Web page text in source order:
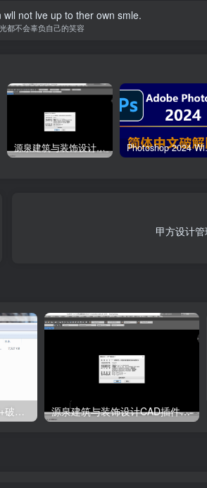
弱化室内外边界(墙体），另一方面有利
用流线型语言，与景观场地有机相融，
的感觉。于是，基于“滩玩岛”的设计理
用需求。在户外儿童活动区类型的选
块基于场地本身独有属性而极富吸引力
于他们感知与理解，而幻想、创意和交
子、建城堡，而大龄活动区的孩子可
的交互随之产生。考虑儿童使用舒适度
not lve up to ther own smle.
都不会辜负自己的笑容
源泉建筑与装饰设计CAD插件工具箱（YQArch 6.7.4）
甲方设计
天正T20 V9.0全套破解版+破解补丁+安装教程 源泉建筑与装饰设计CAD插件工具箱（YQArch 6.7.4）